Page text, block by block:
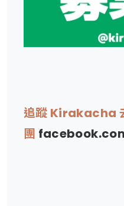
追蹤 Kirakacha
團